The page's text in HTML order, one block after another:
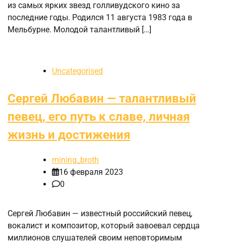
из самых ярких звезд голливудского кино за
последние годы. Родился 11 августа 1983 года в
Мельбурне. Молодой талантливый […]
Uncategorised
Сергей Любавин — талантливый
певец, его путь к славе, личная
жизнь и достижения
mining_broth
16 февраля 2023
0
Сергей Любавин — известный российский певец,
вокалист и композитор, который завоевал сердца
миллионов слушателей своим неповторимым